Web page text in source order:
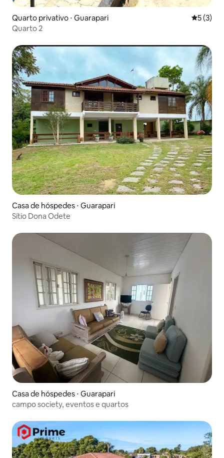
Quarto privativo ⋅ Guarapari 5 de
5 (3)
Quarto 2
Casa de hóspedes ⋅ Guarapari
Sítio Dona Odete
Casa de hóspedes ⋅ Guarapari
campo society, eventos e quartos